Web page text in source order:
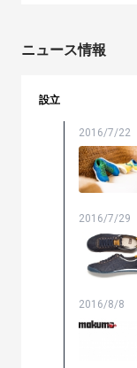
ニュース情報
設立
2016/7/22
2016/7/29
2016/8/8